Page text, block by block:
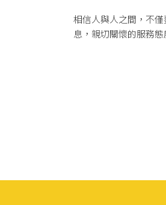
相信人與人之間，不
息，親切關懷的服務